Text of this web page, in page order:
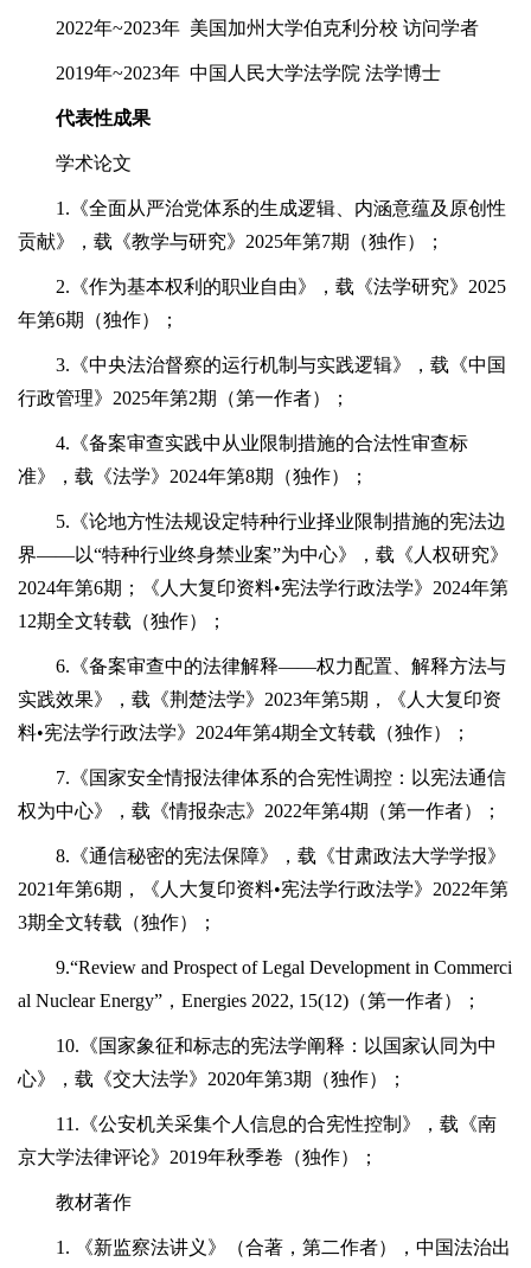
2022年~2023年 美国加州大学伯克利分校 访问学者
2019年~2023年 中国人民大学法学院 法学博士
代表性成果
学术论文
1.《全面从严治党体系的生成逻辑、内涵意蕴及原创性
贡献》，载《教学与研究》2025年第7期（独作）；
2.《作为基本权利的职业自由》，载《法学研究》2025
年第6期（独作）；
3.《中央法治督察的运行机制与实践逻辑》，载《中国
行政管理》2025年第2期（第一作者）；
4.《备案审查实践中从业限制措施的合法性审查标
准》，载《法学》2024年第8期（独作）；
5.《论地方性法规设定特种行业择业限制措施的宪法边
界——以“特种行业终身禁业案”为中心》，载《人权研究》
2024年第6期；《人大复印资料•宪法学行政法学》2024年第
12期全文转载（独作）；
6.《备案审查中的法律解释——权力配置、解释方法与
实践效果》，载《荆楚法学》2023年第5期，《人大复印资
料•宪法学行政法学》2024年第4期全文转载（独作）；
7.《国家安全情报法律体系的合宪性调控：以宪法通信
权为中心》，载《情报杂志》2022年第4期（第一作者）；
8.《通信秘密的宪法保障》，载《甘肃政法大学学报》
2021年第6期，《人大复印资料•宪法学行政法学》2022年第
3期全文转载（独作）；
9.“Review and Prospect of Legal Development in Commerci
al Nuclear Energy”，Energies 2022, 15(12)（第一作者）；
10.《国家象征和标志的宪法学阐释：以国家认同为中
心》，载《交大法学》2020年第3期（独作）；
11.《公安机关采集个人信息的合宪性控制》，载《南
京大学法律评论》2019年秋季卷（独作）；
教材著作
1. 《新监察法讲义》（合著，第二作者），中国法治出